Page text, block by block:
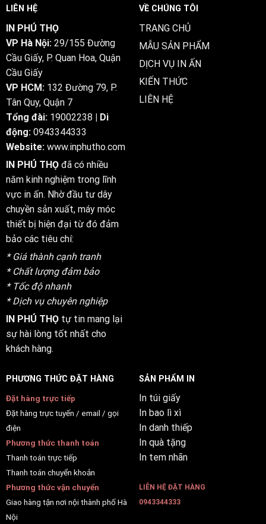
https://www.shardbetcasino.com/
LIÊN HỆ
IN PHÚ THỌ
VP Hà Nội: 29/155 Đường
Cầu Giấy, P. Quan Hoa, Quận
Cầu Giấy
VP HCM: 132 Đường 79, P.
Tân Quy, Quận 7
Tổng đài: 19002238 | Di
động: 0943344333
Website: www.inphutho.com
IN PHÚ THỌ đã có nhiều
năm kinh nghiệm trong lĩnh
vực in ấn. Nhờ đầu tư dây
chuyền sản xuất, máy móc
thiết bị hiện đại từ đó đảm
bảo các tiêu chí:
* Giá thành cạnh tranh
* Chất lượng đảm bảo
* Tốc độ nhanh
* Dịch vụ chuyên nghiệp
IN PHÚ THỌ tự tin mang lại
sự hài lòng tốt nhất cho
khách hàng.
VỀ CHÚNG TÔI
TRANG CHỦ
MẪU SẢN PHẨM
DỊCH VỤ IN ẤN
KIẾN THỨC
LIÊN HỆ
PHƯƠNG THỨC ĐẶT HÀNG
Đặt hàng trực tiếp
Đặt hàng trực tuyến / email / gọi
điện
Phương thức thanh toán
Thanh toán trực tiếp
Thanh toán chuyển khoản
Phương thức vận chuyển
Giao hàng tận nơi nội thành phố Hà
Nội
SẢN PHẨM IN
In túi giấy
In bao lì xì
In danh thiếp
In quà tặng
In tem nhãn
LIÊN HỆ ĐẶT HÀNG
0943344333